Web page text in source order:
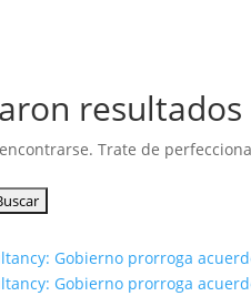
resultados
Trate de
Gobierno prorroga
Gobierno prorroga